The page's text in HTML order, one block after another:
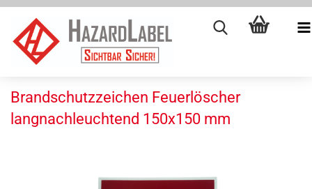
Brandschutzzeichen Feuerlöscher
langnachleuchtend 150x150 mm